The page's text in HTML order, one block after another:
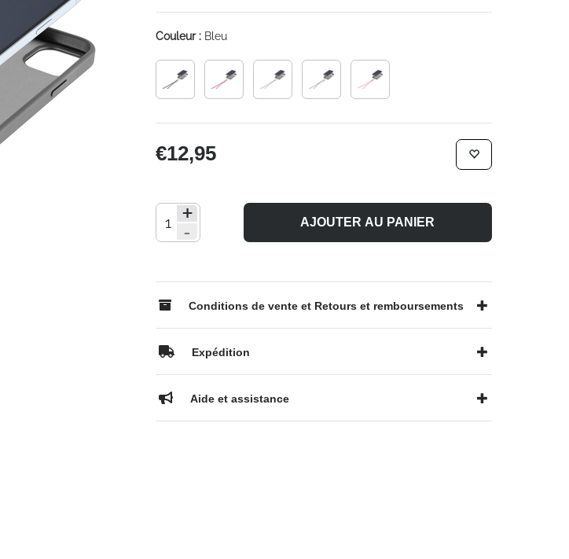
Couleur : Bleu
€12,95
+
- AJOUTER AU PANIER
Conditions de vente et Retours et remboursements
Expédition
Aide et assistance